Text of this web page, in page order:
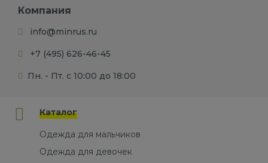
Компания
info@minrus.ru
+7 (495) 626-46-45
Пн. - Пт. с 10:00 до 18:00
Каталог
Одежда для мальчиков
Одежда для девочек